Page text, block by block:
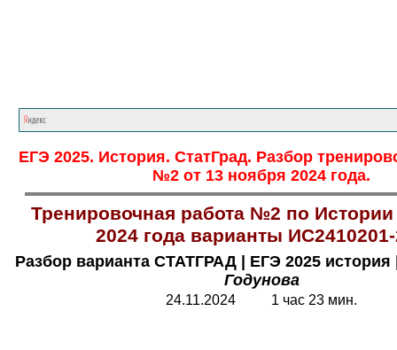
ЕГЭ 2025. История. СтатГрад. Разбор
№2 от 13 ноября 2024 года.
Тренировочная работа №2 по Истории
2024 года варианты
Разбор варианта СТАТГРАД | ЕГЭ 2025
Годунова
24.11.2024 1 час 23 мин.